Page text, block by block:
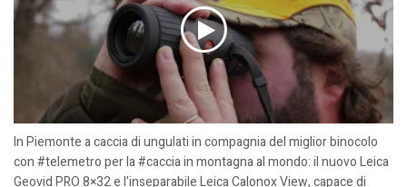
In Piemonte a caccia di ungulati in compagnia del miglior binocolo
con #telemetro per la #caccia in montagna al mondo: il nuovo Leica
Geovid PRO 8×32 e l'inseparabile Leica Calonox View, capace di